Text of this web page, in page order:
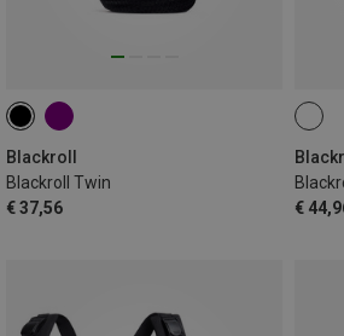
Blackroll
Blackroll Twin
€ 37,56
€